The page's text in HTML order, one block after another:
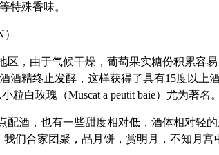
特殊香味。
区，由于气候干燥，葡萄果实糖份积累容
酒精终止发酵，这样获得了具有15度以上
粒白玫瑰（Muscat a peutit baie）尤为著名。
配酒，也有一些甜度相对低，酒体相对轻
们合家团聚，品月饼，赏明月，不知月